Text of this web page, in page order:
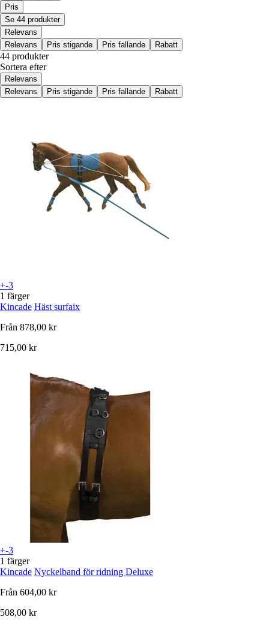
Pris
Se 44 produkter
Relevans
Relevans
Pris stigande Pris fallande Rabatt
44 produkter
Sortera efter
Relevans
Relevans
Pris stigande Pris fallande Rabatt
+-3
1 färger
Kincade Häst surfaix
Från 878,00 kr
715,00 kr
+-3
1 färger
Kincade Nyckelband för ridning Deluxe
Från 604,00 kr
508,00 kr